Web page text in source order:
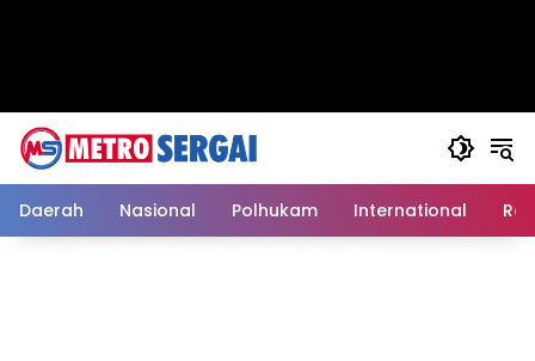
Daerah Nasional Polhukam International